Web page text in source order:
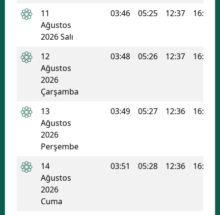
İstanbul
Kastamonu
11
Ağustos
2026 Salı
03:46 05:25 12:37 16:28
12
Ağustos
2026
Çarşamba
03:48 05:26 12:37 16:27
13
Ağustos
2026
Perşembe
03:49 05:27 12:36 16:26
14
Ağustos
2026
Cuma
03:51 05:28 12:36 16:26